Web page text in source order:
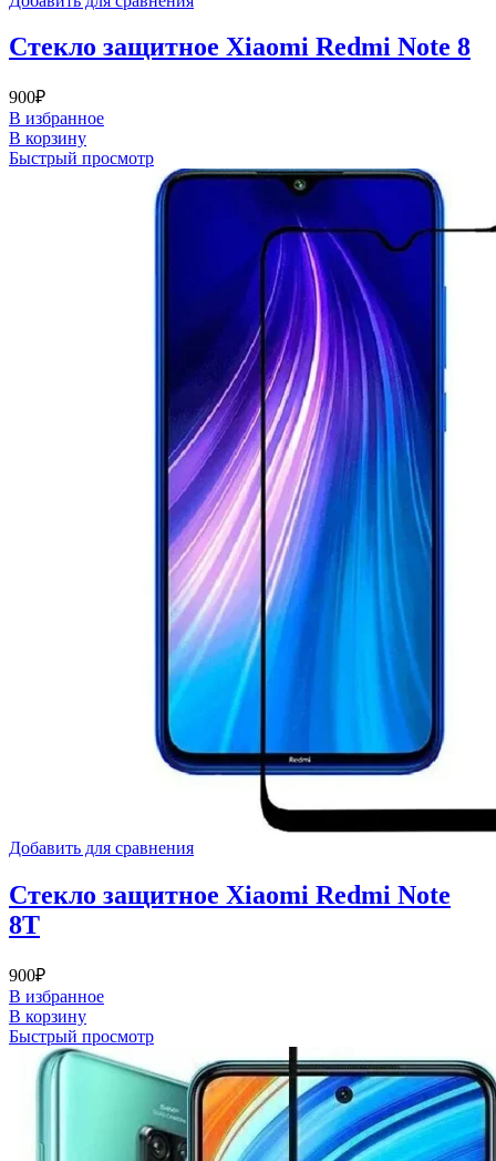
Стекло защитное Xiaomi Redmi Note 8
900₽
В избранное
В корзину
Быстрый просмотр
Добавить для сравнения
Стекло защитное Xiaomi Redmi Note
8T
900₽
В избранное
В корзину
Быстрый просмотр